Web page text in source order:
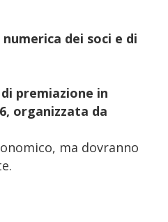
dei soci e di
premiazione in
organizzata da
ma dovranno